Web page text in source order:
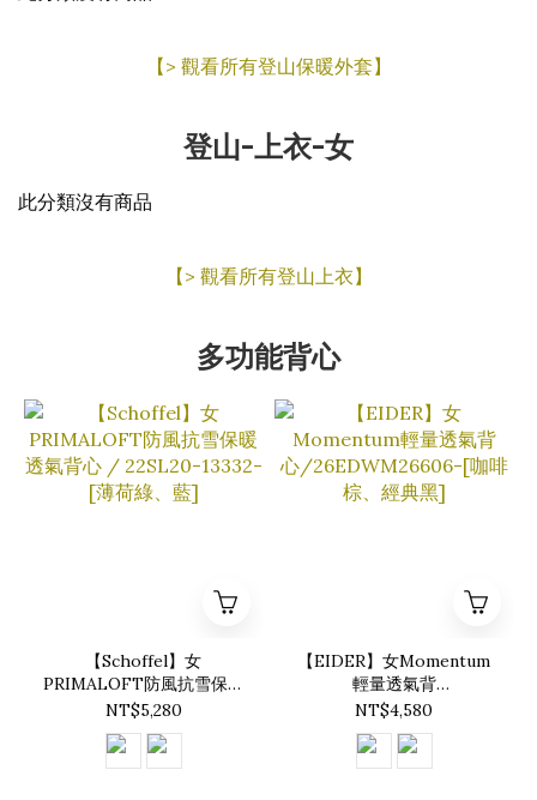
【> 觀看所有登山保暖外套】
登山-上衣-女
此分類沒有商品
【> 觀看所有登山上衣】
多功能背心
【Schoffel】女
PRIMALOFT防風抗雪保暖
透氣背心 / 22SL20-13332-
[薄荷綠、藍]
NT$5,280
【EIDER】女Momentum
輕量透氣背
心/26EDWM26606-[咖啡
棕、經典黑]
NT$4,580